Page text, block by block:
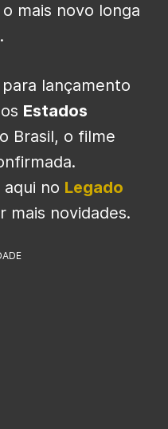
mais novo longa
.
lançamento
Estados
Brasil, o filme
no Legado
mais novidades.